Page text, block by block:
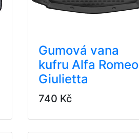
Gumová vana
kufru Alfa Romeo
Giulietta
740 Kč